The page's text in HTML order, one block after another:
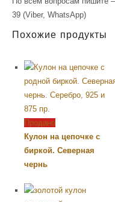
39 (Viber, WhatsApp)
Похожие продукты
Продано
Кулон на цепочке с
биркой. Северная
чернь